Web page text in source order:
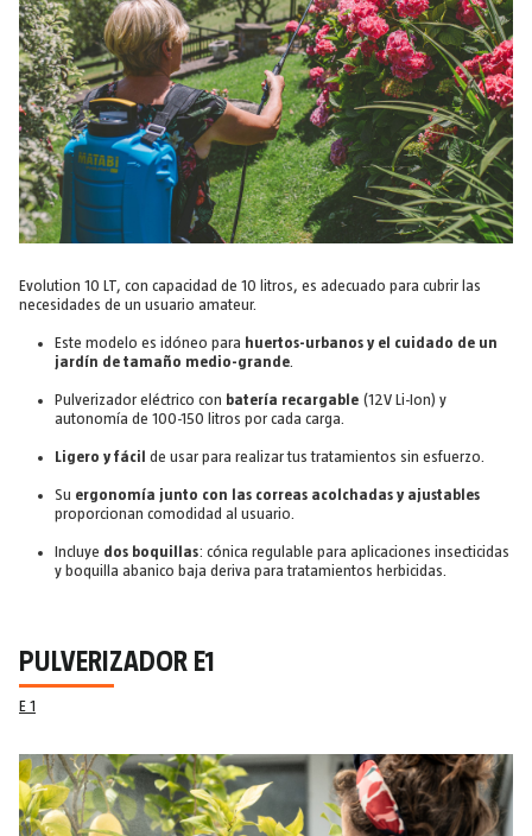
Evolution 10 LT, con capacidad de 10 litros, es adecuado para cubrir las
necesidades de un usuario amateur.
Este modelo es idóneo para huertos-urbanos y el cuidado de un
jardín de tamaño medio-grande.
Pulverizador eléctrico con batería recargable (12V Li-Ion) y
autonomía de 100-150 litros por cada carga.
Ligero y fácil de usar para realizar tus tratamientos sin esfuerzo.
Su ergonomía junto con las correas acolchadas y ajustables
proporcionan comodidad al usuario.
Incluye dos boquillas: cónica regulable para aplicaciones insecticidas
y boquilla abanico baja deriva para tratamientos herbicidas.
PULVERIZADOR E1
E 1